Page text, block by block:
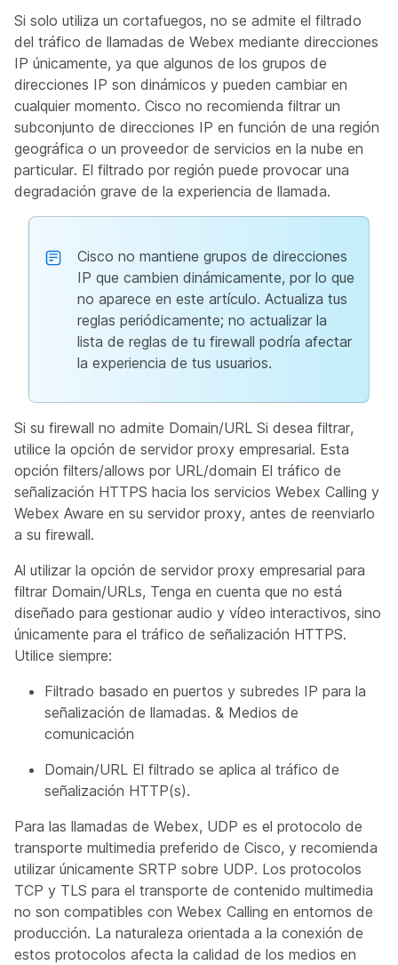
Si solo utiliza un cortafuegos, no se admite el filtrado
del tráfico de llamadas de Webex mediante direcciones
IP únicamente, ya que algunos de los grupos de
direcciones IP son dinámicos y pueden cambiar en
cualquier momento. Cisco no recomienda filtrar un
subconjunto de direcciones IP en función de una región
geográfica o un proveedor de servicios en la nube en
particular. El filtrado por región puede provocar una
degradación grave de la experiencia de llamada.
Cisco no mantiene grupos de direcciones
IP que cambien dinámicamente, por lo que
no aparece en este artículo. Actualiza tus
reglas periódicamente; no actualizar la
lista de reglas de tu firewall podría afectar
la experiencia de tus usuarios.
Si su firewall no admite Domain/URL Si desea filtrar,
utilice la opción de servidor proxy empresarial. Esta
opción filters/allows por URL/domain El tráfico de
señalización HTTPS hacia los servicios Webex Calling y
Webex Aware en su servidor proxy, antes de reenviarlo
a su firewall.
Al utilizar la opción de servidor proxy empresarial para
filtrar Domain/URLs, Tenga en cuenta que no está
diseñado para gestionar audio y vídeo interactivos, sino
únicamente para el tráfico de señalización HTTPS.
Utilice siempre:
Filtrado basado en puertos y subredes IP para la
señalización de llamadas. & Medios de
comunicación
Domain/URL El filtrado se aplica al tráfico de
señalización HTTP(s).
Para las llamadas de Webex, UDP es el protocolo de
transporte multimedia preferido de Cisco, y recomienda
utilizar únicamente SRTP sobre UDP. Los protocolos
TCP y TLS para el transporte de contenido multimedia
no son compatibles con Webex Calling en entornos de
producción. La naturaleza orientada a la conexión de
estos protocolos afecta la calidad de los medios en